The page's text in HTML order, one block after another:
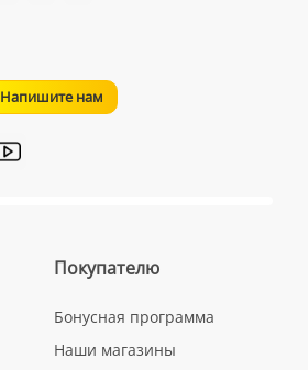
Напишите нам
Покупателю
Бонусная программа
Наши магазины